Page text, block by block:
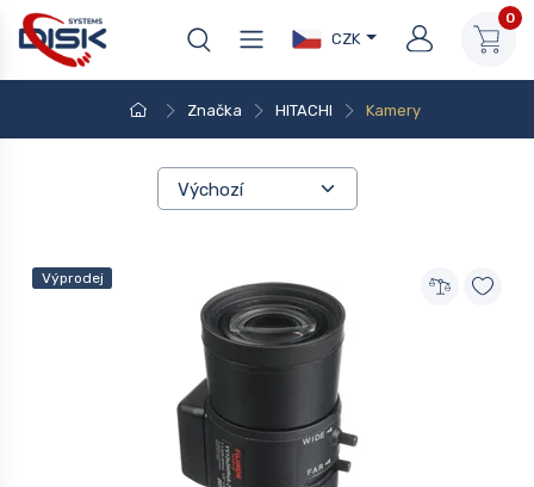
CZK
0
Značka HITACHI Kamery
Výprodej